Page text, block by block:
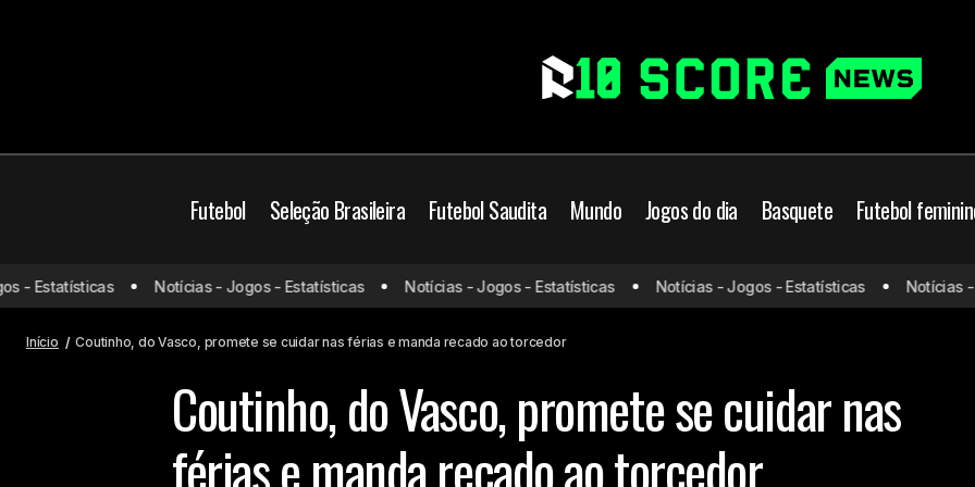
Futebol Seleção Brasileira Futebol Saudita Mundo Jogos do dia Basquete Futebol
Fim da cera dos goleiros? Confira o
novo projeto da Fifa
Brasil Coutinho, do Vasco, promete se cuidar nas férias e manda recado
Estatísticas Notícias - Jogos - Estatísticas Notícias - Jogos - Estatísticas Notícias - Jogos - Estatísticas Notícias -
Início Coutinho, do Vasco, promete se cuidar nas férias e manda recado ao torcedor
Coutinho, do Vasco, promete se cuidar nas
férias e manda recado ao torcedor